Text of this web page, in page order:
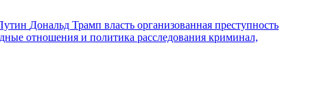
Дональд Трамп власть организованная преступность
отношения и политика расследования криминал,